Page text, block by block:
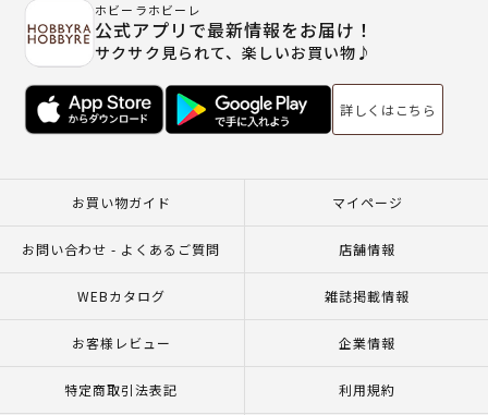
ホビーラホビーレ
公式アプリで最新情報をお届け！
サクサク見られて、楽しいお買い物♪
詳しくはこちら
お買い物ガイド マイページ
お問い合わせ - よくあるご質問 店舗情報
WEBカタログ 雑誌掲載情報
お客様レビュー 企業情報
特定商取引法表記 利用規約